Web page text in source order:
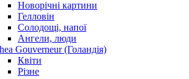
Новорічні картини
Гелловін
Солодощі, напої
Ангели, люди
Gouverneur (Голандія)
Квіти
Різне